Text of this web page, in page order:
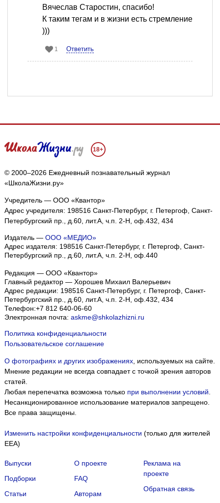
Вячеслав Старостин, спасибо!
К таким тегам и в жизни есть стремление
)))
1 Ответить
18+
© 2000–2026 Ежедневный познавательный журнал
«ШколаЖизни.ру»
Учредитель — ООО «Квантор»
Адрес учредителя: 198516 Санкт-Петербург, г. Петергоф, Санкт-
Петербургский пр., д.60, лит.А, ч.п. 2-Н, оф.432, 434
Издатель — ООО «МЕДИО»
Адрес издателя: 198516 Санкт-Петербург, г. Петергоф, Санкт-
Петербургский пр., д.60, лит.А, ч.п. 2-Н, оф.440
Редакция — ООО «Квантор»
Главный редактор — Хорошев Михаил Валерьевич
Адрес редакции: 198516 Санкт-Петербург, г. Петергоф Санкт-
Петербургский пр., д.60, лит.А, ч.п. 2-Н, оф.432, 434
Телефон:+7 812 640-06-60
Электронная почта: askme@shkolazhizni.ru
Политика конфиденциальности
Пользовательское соглашение
О фотографиях и других изображениях, используемых на сайте.
Мнение редакции не всегда совпадает с точкой зрения авторов
статей.
Любая перепечатка возможна только при выполнении условий
Несанкционированное использование материалов запрещено.
Все права защищены.
Изменить настройки конфиденциальности (только для жителей
EEA)
Выпуски
Подборки
Статьи
О проекте
FAQ
Авторам
Реклама на
проекте
Обратная связь